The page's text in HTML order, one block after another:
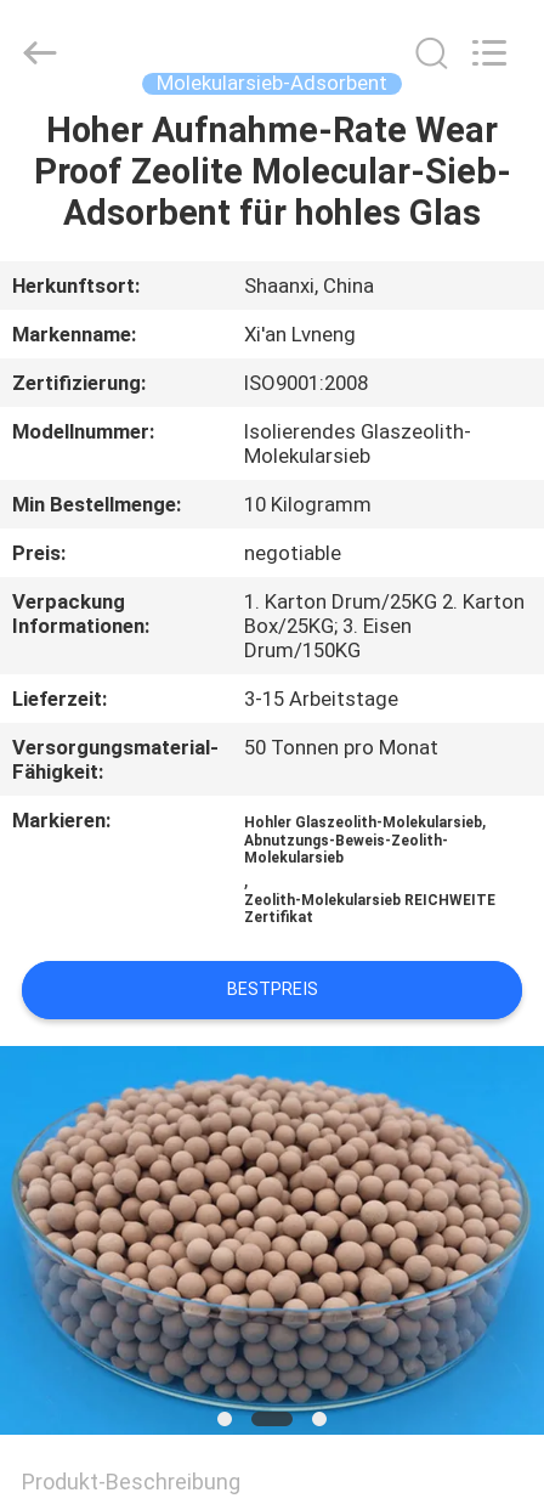
HAUSE
VIDEOS
VR
SHOW
ÜBER
UNS
WERKSBESICHTIGUNG
QUALITÄTSKONTROLLE
KONTAKT
FÄLLE
ANGEBOT
ANFORDERN
SITEMAP
PRIVACY
POLICY
Technology
Co.,Ltd..
Molekularsieb-Adsorbent
Hoher Aufnahme-Rate Wear
Proof Zeolite Molecular-Sieb-
Adsorbent für hohles Glas
Herkunftsort:
Shaanxi, China
Markenname:
Xi'an Lvneng
Zertifizierung:
ISO9001:2008
Modellnummer:
Isolierendes Glaszeolith-
Molekularsieb
Min Bestellmenge:
10 Kilogramm
Preis:
negotiable
Verpackung
Informationen:
1. Karton Drum/25KG 2. Karton
Box/25KG; 3. Eisen
Drum/150KG
Lieferzeit:
3-15 Arbeitstage
Versorgungsmaterial-
Fähigkeit:
50 Tonnen pro Monat
Markieren: Hohler Glaszeolith-Molekularsieb,
Abnutzungs-Beweis-Zeolith-
Molekularsieb
,
Zeolith-Molekularsieb REICHWEITE
Zertifikat
BESTPREIS
Produkt-Beschreibung